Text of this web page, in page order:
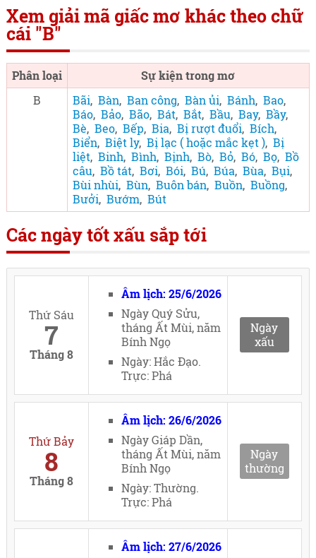
Xem giải mã giấc mơ khác theo chữ
cái "B"
Phân loại
Sự kiện trong mơ
B
Bãi, Bàn, Ban công, Bàn ủi, Bánh, Bao,
Báo, Bảo, Bão, Bát, Bắt, Bầu, Bay, Bầy,
Bè, Beo, Bếp, Bia, Bị rượt đuổi, Bích,
Biển, Biệt ly, Bị lạc ( hoặc mắc kẹt ), Bị
liệt, Binh, Bình, Bịnh, Bò, Bỏ, Bó, Bọ, Bồ
câu, Bồ tát, Bơi, Bói, Bú, Búa, Bùa, Bụi,
Bùi nhùi, Bùn, Buôn bán, Buồn, Buồng,
Bưởi, Bướm, Bút
Các ngày tốt xấu sắp tới
Thứ Sáu
7
Tháng 8
Âm lịch: 25/6/2026
Ngày Quý Sửu,
tháng Ất Mùi, năm
Bính Ngọ
Ngày: Hắc Đạo.
Trực: Phá
Ngày
xấu
Thứ Bảy
8
Tháng 8
Âm lịch: 26/6/2026
Ngày Giáp Dần,
tháng Ất Mùi, năm
Bính Ngọ
Ngày: Thường.
Trực: Phá
Ngày
thường
Âm lịch: 27/6/2026